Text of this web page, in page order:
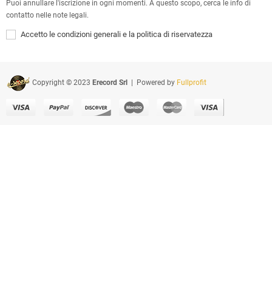
Puoi annullare l'iscrizione in ogni momenti. A questo scopo, cerca le info di
contatto nelle note legali.
Accetto le condizioni generali e la politica di riservatezza
Copyright © 2023 Erecord Srl | Powered by Fullprofit